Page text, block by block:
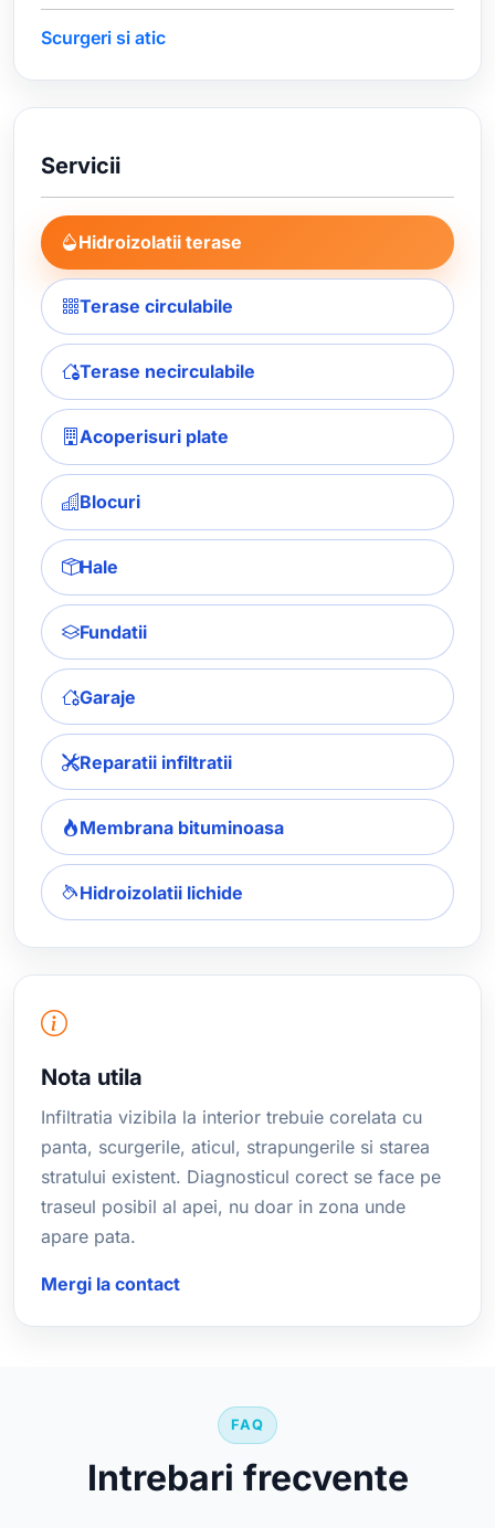
Scurgeri si atic
Servicii
Hidroizolatii terase
Terase circulabile
Terase necirculabile
Acoperisuri plate
Blocuri
Hale
Fundatii
Garaje
Reparatii infiltratii
Membrana bituminoasa
Hidroizolatii lichide
Nota utila
Infiltratia vizibila la interior trebuie corelata cu
panta, scurgerile, aticul, strapungerile si starea
stratului existent. Diagnosticul corect se face pe
traseul posibil al apei, nu doar in zona unde
apare pata.
Mergi la contact
FAQ
Intrebari frecvente